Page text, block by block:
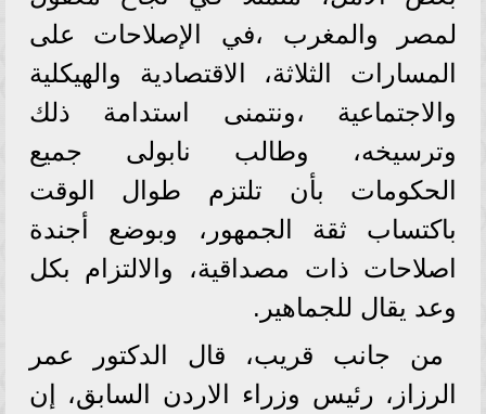
لمصر والمغرب ،في الإصلاحات على
المسارات الثلاثة، الاقتصادية والهيكلية
والاجتماعية ،ونتمنى استدامة ذلك
وترسيخه، وطالب نابولى جميع
الحكومات بأن تلتزم طوال الوقت
باكتساب ثقة الجمهور، وبوضع أجندة
اصلاحات ذات مصداقية، والالتزام بكل
وعد يقال للجماهير.
من جانب قريب، قال الدكتور عمر
الرزاز، رئيس وزراء الاردن السابق، إن